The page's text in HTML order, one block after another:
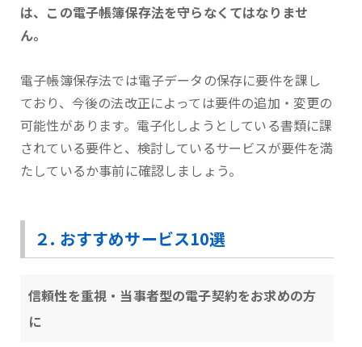
は、この電子帳簿保存法を守らなくてはなりませ
ん。
電子帳簿保存法では電子データの保存に要件を課し
ており、今後の法改正によっては要件の追加・変更の
可能性があります。電子化しようとしている書類に課
されている要件と、検討しているサービスが要件を満
たしているか事前に確認しましょう。
２. おすすめサービス10選
信頼性を重視・当事者型の電子契約をお求めの方
に